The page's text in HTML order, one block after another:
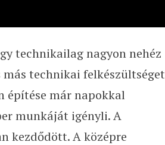
technikailag nagyon nehéz
technikai felkészültséget
építése már napokkal
munkáját igényli. A
kezdődött. A középre